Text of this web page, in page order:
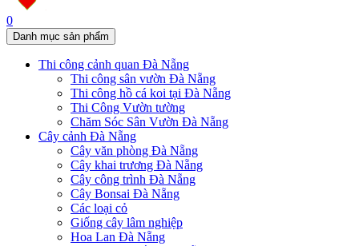
0
Danh mục sản phẩm
Thi công cảnh quan Đà Nẵng
Thi công sân vườn Đà Nẵng
Thi công hồ cá koi tại Đà Nẵng
Thi Công Vườn tường
Chăm Sóc Sân Vườn Đà Nẵng
Cây cảnh Đà Nẵng
Cây văn phòng Đà Nẵng
Cây khai trương Đà Nẵng
Cây công trình Đà Nẵng
Cây Bonsai Đà Nẵng
Các loại cỏ
Giống cây lâm nghiệp
Hoa Lan Đà Nẵng